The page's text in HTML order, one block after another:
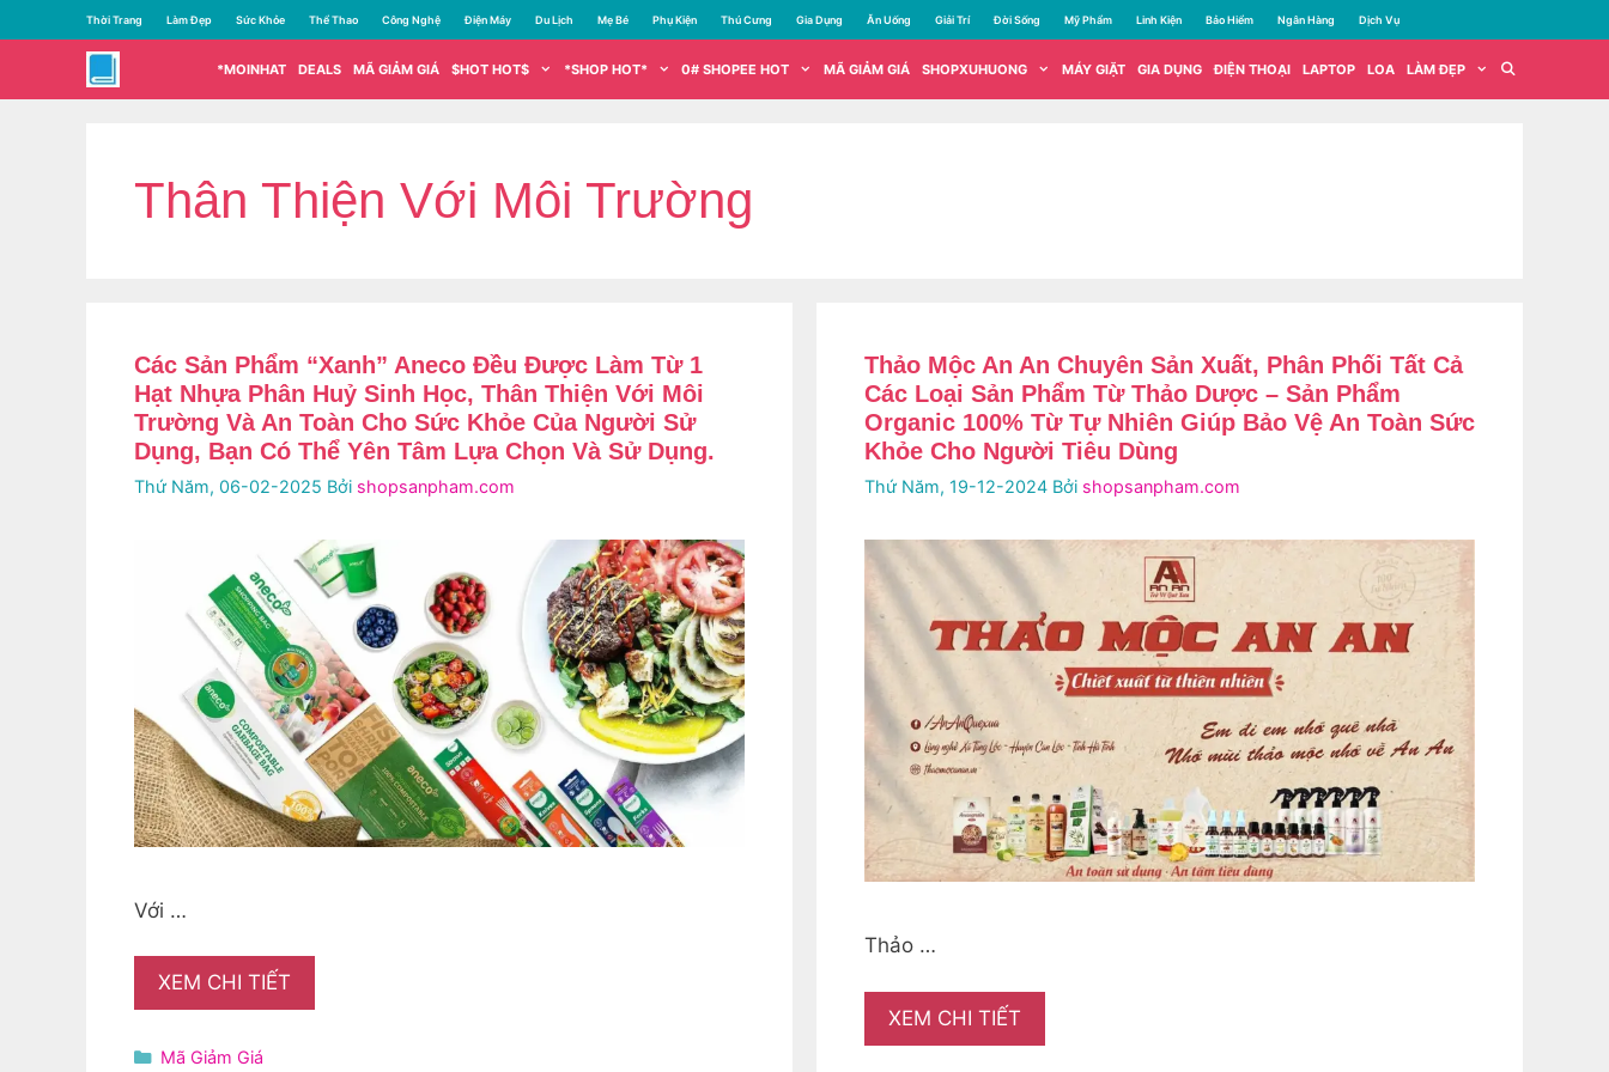
đến
dung
Thời Trang Làm Đẹp Sức Khỏe Thể Thao Công Nghệ Điện Máy Du Lịch Mẹ Bé Phụ Kiện Thú Cưng Gia Dụng Ăn Uống Giải Trí Đời Sống Mỹ Phẩm Linh Kiện Bảo Hiểm Ngân Hàng Dịch Vụ
*MOINHAT DEALS MÃ GIẢM GIÁ $HOT HOT$ *SHOP HOT* 0# SHOPEE HOT MÃ GIẢM GIÁ SHOPXUHUONG MÁY GIẶT GIA DỤNG ĐIỆN THOẠI LAPTOP LOA LÀM ĐẸP
Thân Thiện Với Môi Trường
Các Sản Phẩm “xanh” Aneco Đều Được Làm Từ 1
Hạt Nhựa Phân Huỷ Sinh Học, Thân Thiện Với Môi
Trường Và An Toàn Cho Sức Khỏe Của Người Sử
Dụng, Bạn Có Thể Yên Tâm Lựa Chọn Và Sử Dụng.
Thứ Năm, 06-02-2025 Bởi shopsanpham.com
Với …
XEM CHI TIẾT
Danh
Mã Giảm Giá
Thảo Mộc An An Chuyên Sản Xuất, Phân Phối Tất Cả
Các Loại Sản Phẩm Từ Thảo Dược – Sản Phẩm
Organic 100% Từ Tự Nhiên Giúp Bảo Vệ An Toàn Sức
Khỏe Cho Người Tiêu Dùng
Thứ Năm, 19-12-2024 Bởi shopsanpham.com
Thảo …
XEM CHI TIẾT